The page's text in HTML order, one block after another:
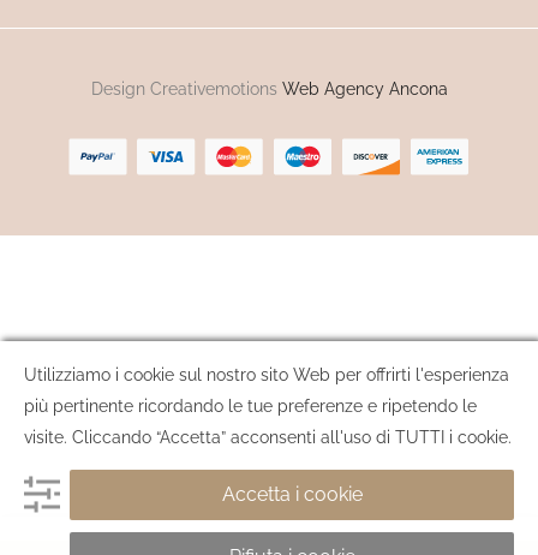
Design Creativemotions Web Agency Ancona
Utilizziamo i cookie sul nostro sito Web per offrirti l'esperienza
più pertinente ricordando le tue preferenze e ripetendo le
visite. Cliccando “Accetta” acconsenti all'uso di TUTTI i cookie.
Accetta i cookie